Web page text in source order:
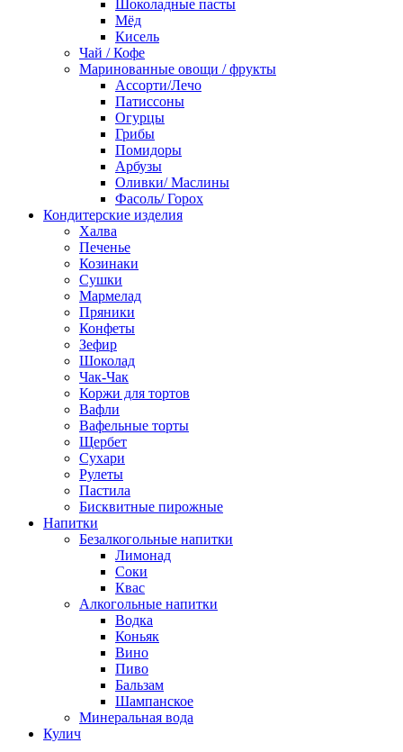
Шоколадные пасты
Мёд
Кисель
Чай / Кофе
Маринованные овощи / фрукты
Ассорти/Лечо
Патиссоны
Огурцы
Грибы
Помидоры
Арбузы
Оливки/ Маслины
Фасоль/ Горох
Кондитерские изделия
Халва
Печенье
Козинаки
Сушки
Мармелад
Пряники
Конфеты
Зефир
Шоколад
Чак-Чак
Коржи для тортов
Вафли
Вафельные торты
Щербет
Сухари
Рулеты
Пастила
Бисквитные пирожные
Напитки
Безалкогольные напитки
Лимонад
Соки
Квас
Алкогольные напитки
Водка
Коньяк
Вино
Пиво
Бальзам
Шампанское
Минеральная вода
Кулич